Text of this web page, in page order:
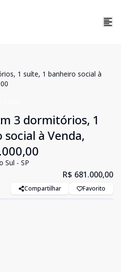
1 suíte, 1 banheiro social à
3 dormitórios, 1
à Venda,
Sul - SP
R$ 681.000,00
Compartilhar Favorito